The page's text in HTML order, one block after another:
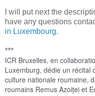
I will put next the
have any questions
in Luxembourg.
***
ICR Bruxelles, en
Luxemburg, dédie un récital
culture nationale roumaine,
roumains Remus Azoiței et